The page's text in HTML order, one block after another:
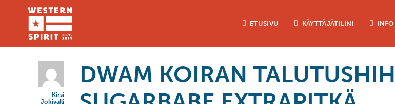
ETUSIVU KÄYTTÄJÄTILINI INFO
Kirsi
Jokivalli
DWAM KOIRAN